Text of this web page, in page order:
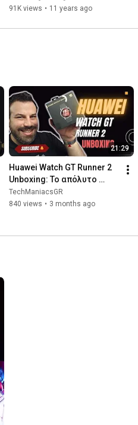
91K views • 11 years ago
21:29
Huawei Watch GT Runner 2
Unboxing: Το απόλυτο
wearable για δρομείς
TechManiacsGR
840 views • 3 months ago